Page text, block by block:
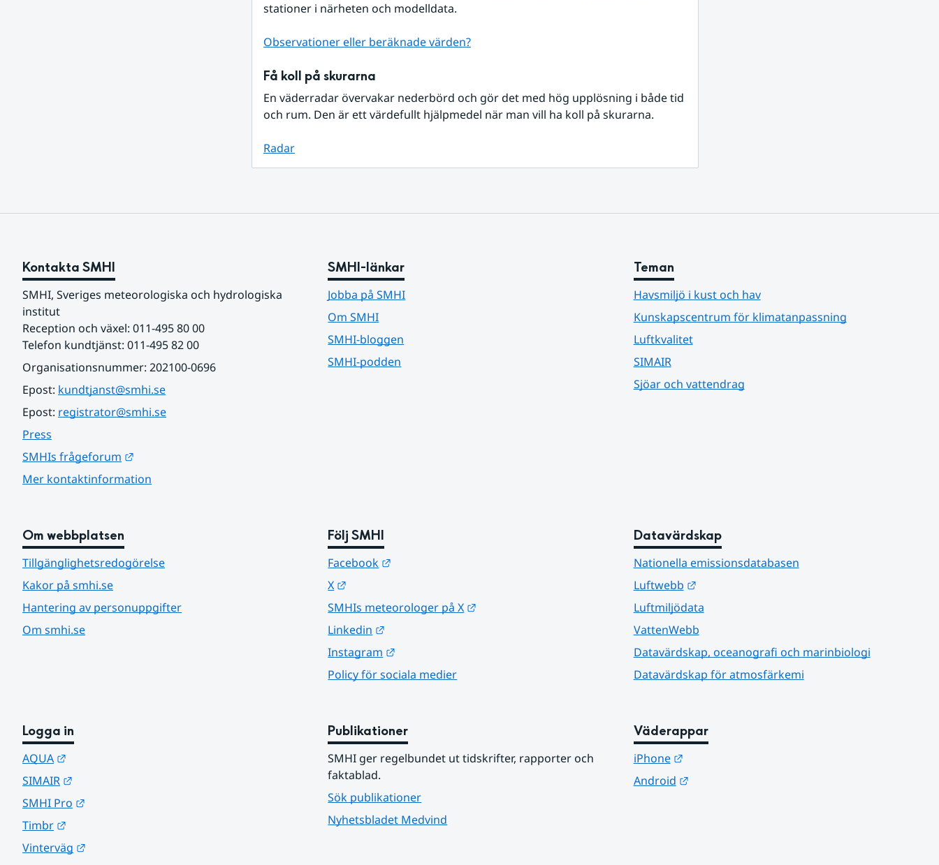
stationer i närheten och modelldata.
Observationer eller beräknade värden?
Få koll på skurarna
En väderradar övervakar nederbörd och gör det med hög upplösning i både tid
och rum. Den är ett värdefullt hjälpmedel när man vill ha koll på skurarna.
Radar
Kontakta SMHI
SMHI, Sveriges meteorologiska och hydrologiska
institut
Reception och växel: 011-495 80 00
Telefon kundtjänst: 011-495 82 00
Organisationsnummer: 202100-0696
Epost: kundtjanst@smhi.se
Epost: registrator@smhi.se
Press
SMHIs frågeforum
Mer kontaktinformation
SMHI-länkar
Jobba på SMHI
Om SMHI
SMHI-bloggen
SMHI-podden
Teman
Havsmiljö i kust och hav
Kunskapscentrum för klimatanpassning
Luftkvalitet
SIMAIR
Sjöar och vattendrag
Om webbplatsen
Tillgänglighetsredogörelse
Kakor på smhi.se
Hantering av personuppgifter
Om smhi.se
Följ SMHI
Facebook
X
SMHIs meteorologer på X
Linkedin
Instagram
Policy för sociala medier
Datavärdskap
Nationella emissionsdatabasen
Luftwebb
Länk till annan webbplats.
Luftmiljödata
VattenWebb
Datavärdskap, oceanografi och marinbiologi
Datavärdskap för atmosfärkemi
Logga in
AQUA
SIMAIR
SMHI Pro
Timbr
Vinterväg
Publikationer
SMHI ger regelbundet ut tidskrifter, rapporter och
faktablad.
Sök publikationer
Nyhetsbladet Medvind
Väderappar
iPhone
Länk till annan webbplats.
Android
Länk till annan webbplats.